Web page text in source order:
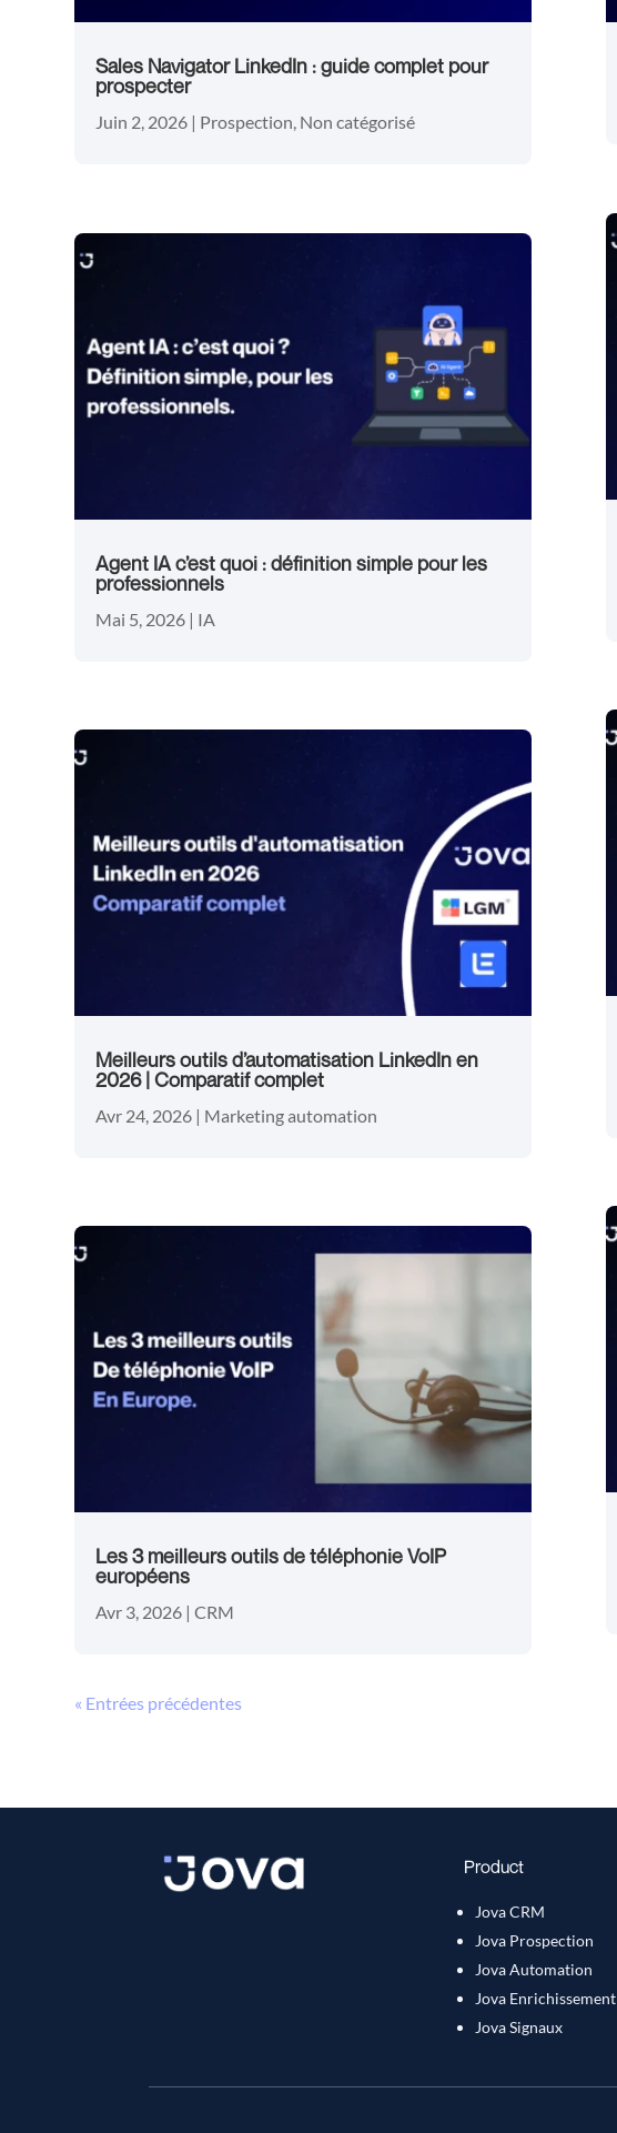
Sales Navigator LinkedIn : guide complet pour
prospecter
Juin 2, 2026 | Prospection, Non catégorisé
Agent IA c’est quoi : définition simple pour les
professionnels
Mai 5, 2026 | IA
Meilleurs outils d’automatisation LinkedIn en
2026 | Comparatif complet
Avr 24, 2026 | Marketing automation
Les 3 meilleurs outils de téléphonie VoIP
européens
Avr 3, 2026 |CRM
« Entrées précédentes
Product
Jova CRM
Jova Prospection
Jova Automation
Jova Enrichissement
Jova Signaux